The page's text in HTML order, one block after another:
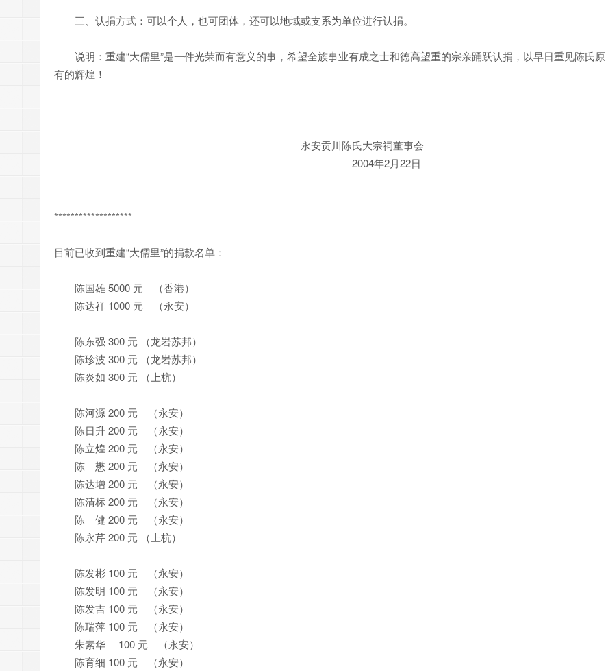
三、认捐方式：可以个人，也可团体，还可以地域或支系为单位进行认捐。
说明：重建“大儒里”是一件光荣而有意义的事，希望全族事业有成之士和德高望重的宗亲踊跃认捐，以早日重见陈氏原
有的辉煌！
永安贡川陈氏大宗祠董事会
2004年2月22日
*******************
目前已收到重建“大儒里”的捐款名单：
陈国雄 5000 元 （香港）
陈达祥 1000 元 （永安）
陈东强 300 元 （龙岩苏邦）
陈珍波 300 元 （龙岩苏邦）
陈炎如 300 元 （上杭）
陈河源 200 元 （永安）
陈日升 200 元 （永安）
陈立煌 200 元 （永安）
陈 懋 200 元 （永安）
陈达增 200 元 （永安）
陈清标 200 元 （永安）
陈 健 200 元 （永安）
陈永芹 200 元 （上杭）
陈发彬 100 元 （永安）
陈发明 100 元 （永安）
陈发吉 100 元 （永安）
陈瑞萍 100 元 （永安）
朱素华 100 元 （永安）
陈育细 100 元 （永安）